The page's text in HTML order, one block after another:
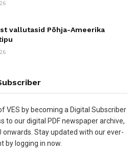
vallutasid Põhja-Ameerika
VES by becoming a Digital Subscriber
to our digital PDF newspaper archive,
Stay updated with our ever-
by logging in now.